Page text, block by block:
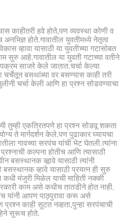
काहीतरी हवे होते,पण व्यवस्था कोणी व
होते.गावातील युवतीमध्ये नेतृत्व
व्हावा यासाठी या युवतीच्या गटासोबत
सुरु आहे.गावातील या युवती गटाच्या वतीने
साजरे केले जातात.चर्चा केल्या
चर्चेतून बसथांब्या वर बसण्यास काही तरी
चर्चा केली आणि हा प्रश्न सोडवण्याचा
तुम्ही एकत्रितपणे हा प्रश्न सोडवू शकता
ते मार्गदर्शन केले.पण पुढाकार घ्यायचा
गावच्या सरपंच यांची भेट घेतली.त्यांना
कल्पना होतीच आणि त्यासाठी
बसस्थानक व्ह्वावे यासाठी त्यांनी
बसस्थानक व्हावे यासाठी प्रयत्न ही सुरु
मंजुरी मिळेल याची माहिती नक्की
काम असे कधीच तातडीने होत नाही.
यांनी आपण पाठ्पुरावा करू असे
प्रश्न काही सुटत नव्हता,पुन्हा सरपंचाची
सुरूच होते.